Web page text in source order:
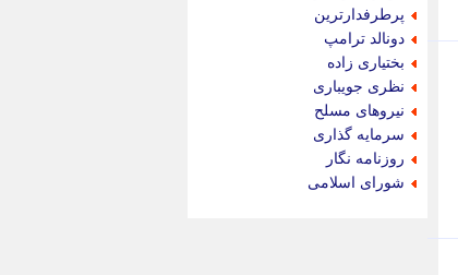
پرطرفدارترین
دونالد ترامپ
بختیاری زاده
نظری جویباری
نیروهای مسلح
سرمایه گذاری
روزنامه نگار
شورای اسلامی